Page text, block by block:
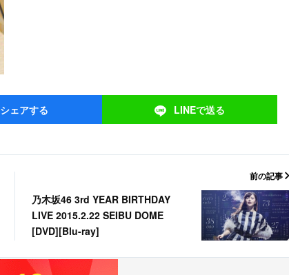
シェアする LINEで送る
前の記事
乃木坂46 3rd YEAR BIRTHDAY
LIVE 2015.2.22 SEIBU DOME
[DVD][Blu-ray]